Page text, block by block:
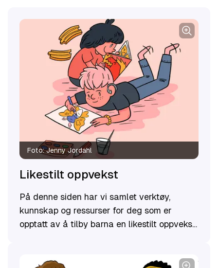
Foto:Jenny Jordahl
Likestilt oppvekst
På denne siden har vi samlet verktøy,
kunnskap og ressurser for deg som er
opptatt av å tilby barna en likestilt oppvekst,